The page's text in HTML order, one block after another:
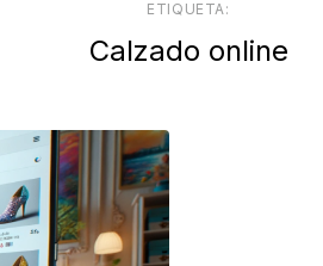
ETIQUETA:
Calzado online